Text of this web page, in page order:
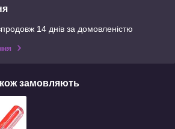
14 днів за домовленістю
замовляють